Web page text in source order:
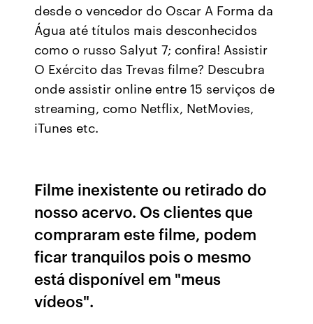
desde o vencedor do Oscar A Forma da
Água até títulos mais desconhecidos
como o russo Salyut 7; confira! Assistir
O Exército das Trevas filme? Descubra
onde assistir online entre 15 serviços de
streaming, como Netflix, NetMovies,
iTunes etc.
Filme inexistente ou retirado do
nosso acervo. Os clientes que
compraram este filme, podem
ficar tranquilos pois o mesmo
está disponível em "meus
vídeos".